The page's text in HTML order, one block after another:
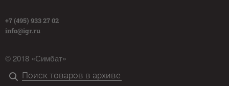
+7 (495) 933 27 02
info@igr.ru
© 2018 «Симбат»